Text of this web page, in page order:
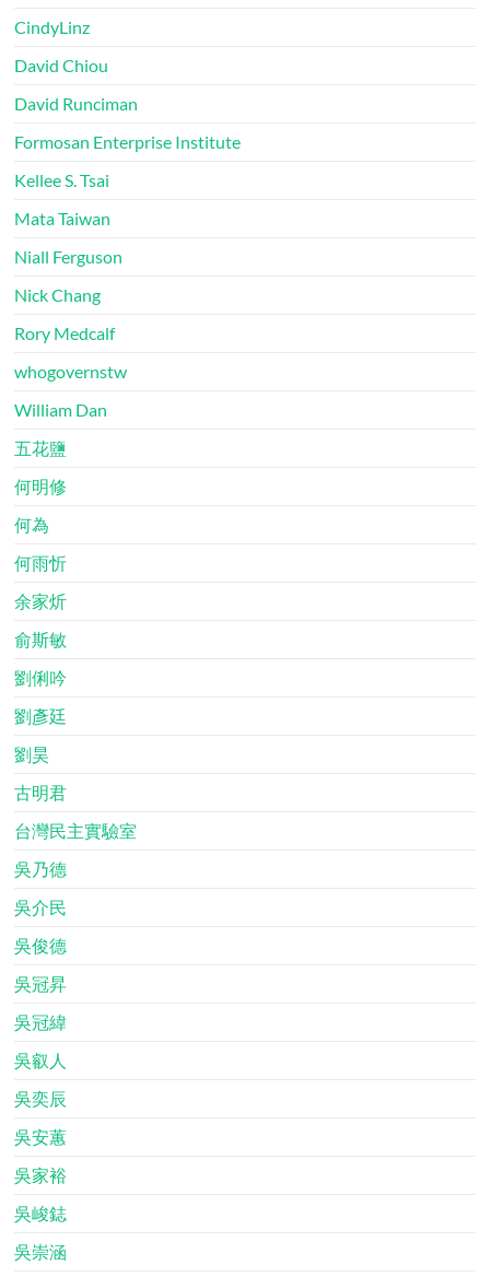
CindyLinz
David Chiou
David Runciman
Formosan Enterprise Institute
Kellee S. Tsai
Mata Taiwan
Niall Ferguson
Nick Chang
Rory Medcalf
whogovernstw
William Dan
五花鹽
何明修
何為
何雨忻
余家炘
俞斯敏
劉俐吟
劉彥廷
劉昊
古明君
台灣民主實驗室
吳乃德
吳介民
吳俊德
吳冠昇
吳冠緯
吳叡人
吳奕辰
吳安蕙
吳家裕
吳峻鋕
吳崇涵